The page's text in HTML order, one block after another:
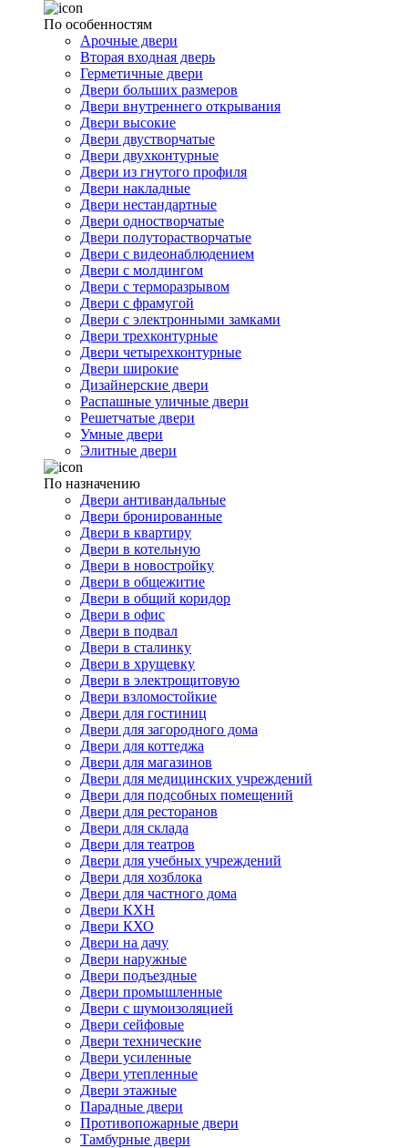
По особенностям
Арочные двери
Вторая входная дверь
Герметичные двери
Двери больших размеров
Двери внутреннего открывания
Двери высокие
Двери двустворчатые
Двери двухконтурные
Двери из гнутого профиля
Двери накладные
Двери нестандартные
Двери одностворчатые
Двери полуторастворчатые
Двери с видеонаблюдением
Двери с молдингом
Двери с терморазрывом
Двери с фрамугой
Двери с электронными замками
Двери трехконтурные
Двери четырехконтурные
Двери широкие
Дизайнерские двери
Распашные уличные двери
Решетчатые двери
Умные двери
Элитные двери
По назначению
Двери антивандальные
Двери бронированные
Двери в квартиру
Двери в котельную
Двери в новостройку
Двери в общежитие
Двери в общий коридор
Двери в офис
Двери в подвал
Двери в сталинку
Двери в хрущевку
Двери в электрощитовую
Двери взломостойкие
Двери для гостиниц
Двери для загородного дома
Двери для коттеджа
Двери для магазинов
Двери для медицинских учреждений
Двери для подсобных помещений
Двери для ресторанов
Двери для склада
Двери для театров
Двери для учебных учреждений
Двери для хозблока
Двери для частного дома
Двери КХН
Двери КХО
Двери на дачу
Двери наружные
Двери подъездные
Двери промышленные
Двери с шумоизоляцией
Двери сейфовые
Двери технические
Двери усиленные
Двери утепленные
Двери этажные
Парадные двери
Противопожарные двери
Тамбурные двери